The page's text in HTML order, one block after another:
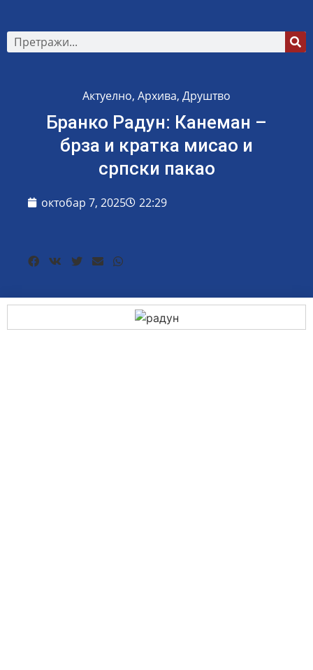
Актуелно, Архива, Друштво
Бранко Радун: Канеман –
брза и кратка мисао и
српски пакао
октобар 7, 2025 22:29